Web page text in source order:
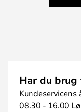
Har du brug
Kundeservicens
08.30 - 16.00